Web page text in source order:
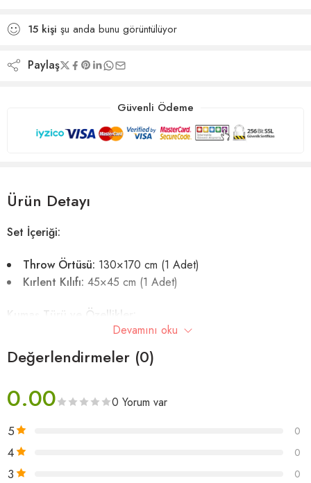
15 kişi şu anda bunu görüntülüyor
Paylaş
Güvenli Ödeme
Ürün Detayı
Set İçeriği:
Throw Örtüsü: 130×170 cm (1 Adet)
Kırlent Kılıfı: 45×45 cm (1 Adet)
Kumaş Türü ve Özellikler:
%100 merserize triko kumaş
Dayanıklı, şık ve nefes alabilir
30°C’de makinede yıkanabilir
Devamını oku
Değerlendirmeler (0)
0.00 0 Yorum var
5 0
4 0
3 0